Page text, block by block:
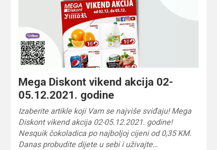
Mega Diskont vikend akcija 02-
05.12.2021. godine
Izaberite artikle koji Vam se najviše sviđaju! Mega
Diskont vikend akcija 02-05.12.2021. godine!
Nesquik čokoladica po najboljoj cijeni od 0,35 KM.
Danas probudite dijete u sebi i uživajte…